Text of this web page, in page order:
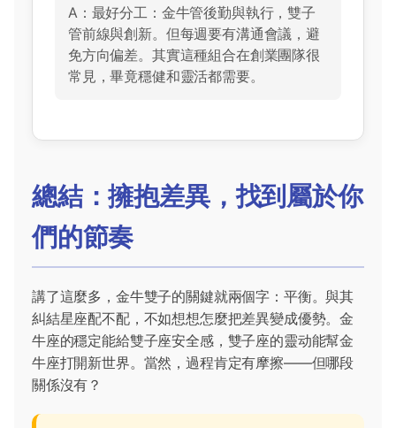
A：最好分工：金牛管後勤與執行，雙子
管前線與創新。但每週要有溝通會議，避
免方向偏差。其實這種組合在創業團隊很
常見，畢竟穩健和靈活都需要。
總結：擁抱差異，找到屬於你
們的節奏
講了這麼多，金牛雙子的關鍵就兩個字：平衡。與其
糾結星座配不配，不如想想怎麼把差異變成優勢。金
牛座的穩定能給雙子座安全感，雙子座的靈动能幫金
牛座打開新世界。當然，過程肯定有摩擦——但哪段
關係沒有？